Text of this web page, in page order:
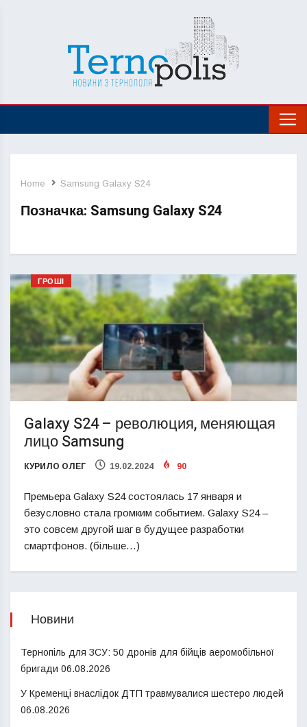
Home Samsung Galaxy S24
Позначка: Samsung Galaxy S24
ГРОШІ
Galaxy S24 – революция, меняющая
лицо Samsung
КУРИЛО ОЛЕГ 19.02.2024 90
Премьера Galaxy S24 состоялась 17 января и
безусловно стала громким событием. Galaxy S24 –
это совсем другой шаг в будущее разработки
смартфонов. (більше…)
Новини
Тернопіль для ЗСУ: 50 дронів для бійців аеромобільної
бригади 06.08.2026
У Кременці внаслідок ДТП травмувалися шестеро людей
06.08.2026